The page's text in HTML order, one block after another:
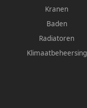
Kranen
Baden
Radiatoren
Klimaatbeheersing